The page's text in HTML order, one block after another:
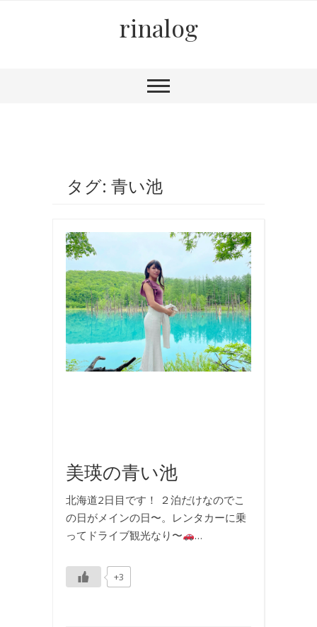
rinalog
タグ: 青い池
美瑛の青い池
北海道2日目です！ ２泊だけなのでこ
の日がメインの日〜。レンタカーに乗
ってドライブ観光なり〜
…
+3